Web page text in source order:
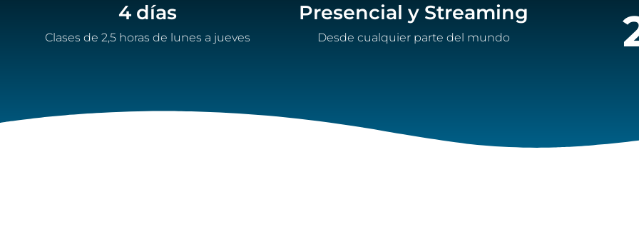
4 días
Clases de 2,5 horas de lunes a jueves
Presencial y Streaming
Desde cualquier parte del mundo